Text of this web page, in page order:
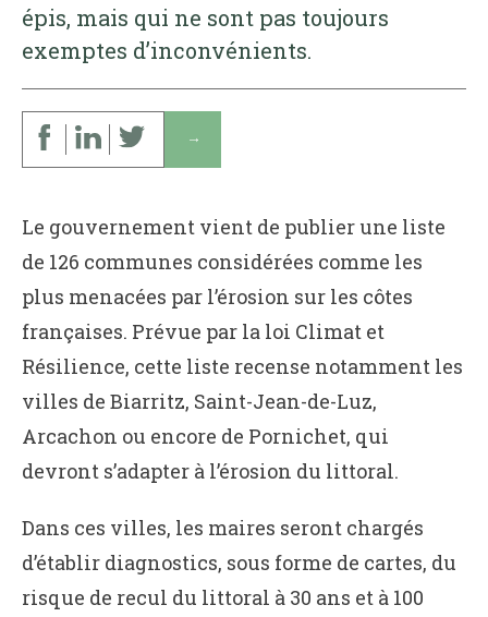
épis, mais qui ne sont pas toujours
exemptes d’inconvénients.
↓
Le gouvernement vient de publier une liste
de 126 communes considérées comme les
plus menacées par l’érosion sur les côtes
françaises. Prévue par la loi Climat et
Résilience, cette liste recense notamment les
villes de Biarritz, Saint-Jean-de-Luz,
Arcachon ou encore de Pornichet, qui
devront s’adapter à l’érosion du littoral.
Dans ces villes, les maires seront chargés
d’établir diagnostics, sous forme de cartes, du
risque de recul du littoral à 30 ans et à 100